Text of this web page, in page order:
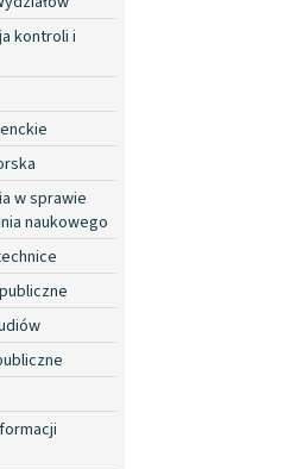
kontroli i
w sprawie
naukowego